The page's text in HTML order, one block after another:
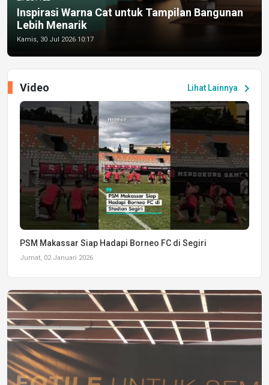
Inspirasi Warna Cat untuk Tampilan Bangunan
Lebih Menarik
Kamis, 30 Jul 2026 10:17
Lihat Lainnya chevron_right
Video
PSM Makassar Siap Hadapi Borneo FC di Segiri
Jumat, 02 Januari 2026